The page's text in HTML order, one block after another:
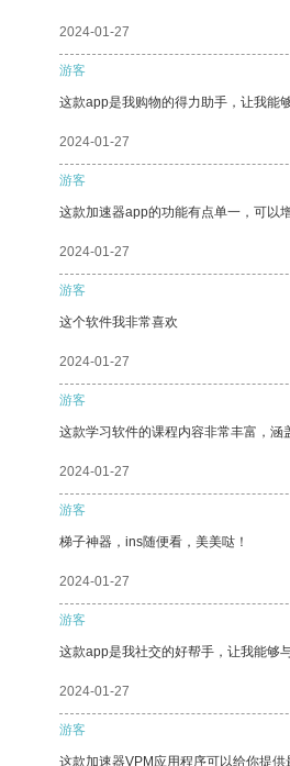
2024-01-27
游客
这款app是我购物的得力助手，让我能
2024-01-27
游客
这款加速器app的功能有点单一，可以
2024-01-27
游客
这个软件我非常喜欢
2024-01-27
游客
这款学习软件的课程内容非常丰富，涵
2024-01-27
游客
梯子神器，ins随便看，美美哒！
2024-01-27
游客
这款app是我社交的好帮手，让我能够
2024-01-27
游客
这款加速器VPM应用程序可以给你提